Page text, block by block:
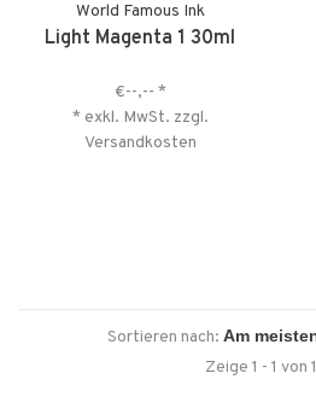
World Famous Ink
Light Magenta 1 30ml
€--,-- *
* exkl. MwSt. zzgl.
Versandkosten
Sortieren nach:
Zeige 1 - 1 von 1